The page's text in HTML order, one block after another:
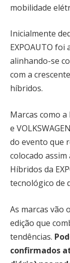
mobilidade
Inicialmente
EXPOAUTO foi
alinhando-se
com a
híbridos.
Marcas como a
e
do evento que
colocado assim
Híbridos da
tecnológico de
As marcas vão
edição que
tendências.
confirmados